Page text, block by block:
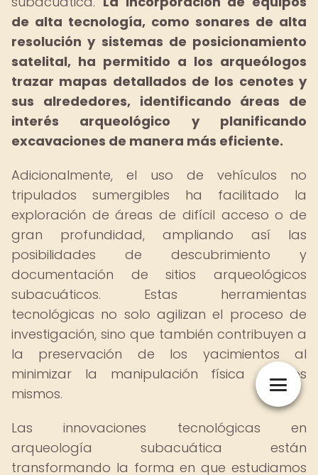
de alta tecnología, como sonares de alta
resolución y sistemas de posicionamiento
satelital, ha permitido a los arqueólogos
trazar mapas detallados de los cenotes y
sus alrededores, identificando áreas de
interés arqueológico y planificando
excavaciones de manera más eficiente.
Adicionalmente, el uso de vehículos no
tripulados sumergibles ha facilitado la
exploración de áreas de difícil acceso o de
gran profundidad, ampliando así las
posibilidades de descubrimiento y
documentación de sitios arqueológicos
subacuáticos. Estas herramientas
tecnológicas no solo agilizan el proceso de
investigación, sino que también contribuyen a
la preservación de los yacimientos al
minimizar la manipulación física de los
mismos.
Las innovaciones tecnológicas en
arqueología subacuática están
transformando la forma en que estudiamos